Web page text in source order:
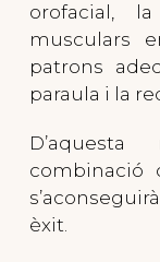
orofacial,
musculars
patrons
paraula i la
combinació
èxit.